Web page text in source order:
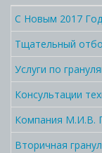
С Новым 2017
Тщательный
Услуги по
Консультации
Компания М.И.В.
Вторичная